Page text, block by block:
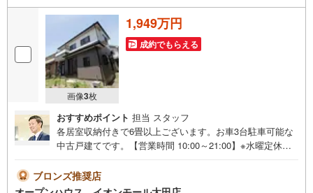
画像3枚
1,949万円
成約でもらえる
おすすめポイント 担当 スタッフ
各居室収納付きで6畳以上ございます。お車3台駐車可能な
中古戸建てです。【営業時間 10:00～21:00】※水曜定休上
軽にご連絡ください！現地を見学される場合は「室内・現
地を見学する（無料）」ボタンよりご希望の日時をご記入
ブロンズ推奨店